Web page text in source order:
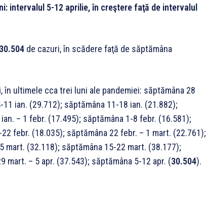
intervalul 5-12 aprilie, în creştere faţă de intervalul
30.504 de cazuri, în scădere faţă de săptămâna
în ultimele cca trei luni ale pandemiei: săptămâna 28
ian. (29.712); săptămâna 11-18 ian. (21.882);
– 1 febr. (17.495); săptămâna 1-8 febr. (16.581);
febr. (18.035); săptămâna 22 febr. – 1 mart. (22.761);
mart. (32.118); săptămâna 15-22 mart. (38.177);
mart. – 5 apr. (37.543); săptămâna 5-12 apr. (30.504).